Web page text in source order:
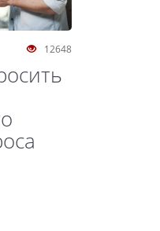
12648